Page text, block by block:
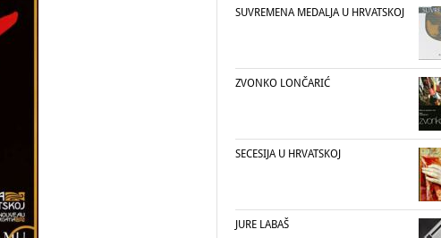
SUVREMENA MEDALJA U HRVATSKOJ
ZVONKO LONČARIĆ
SECESIJA U HRVATSKOJ
JURE LABAŠ